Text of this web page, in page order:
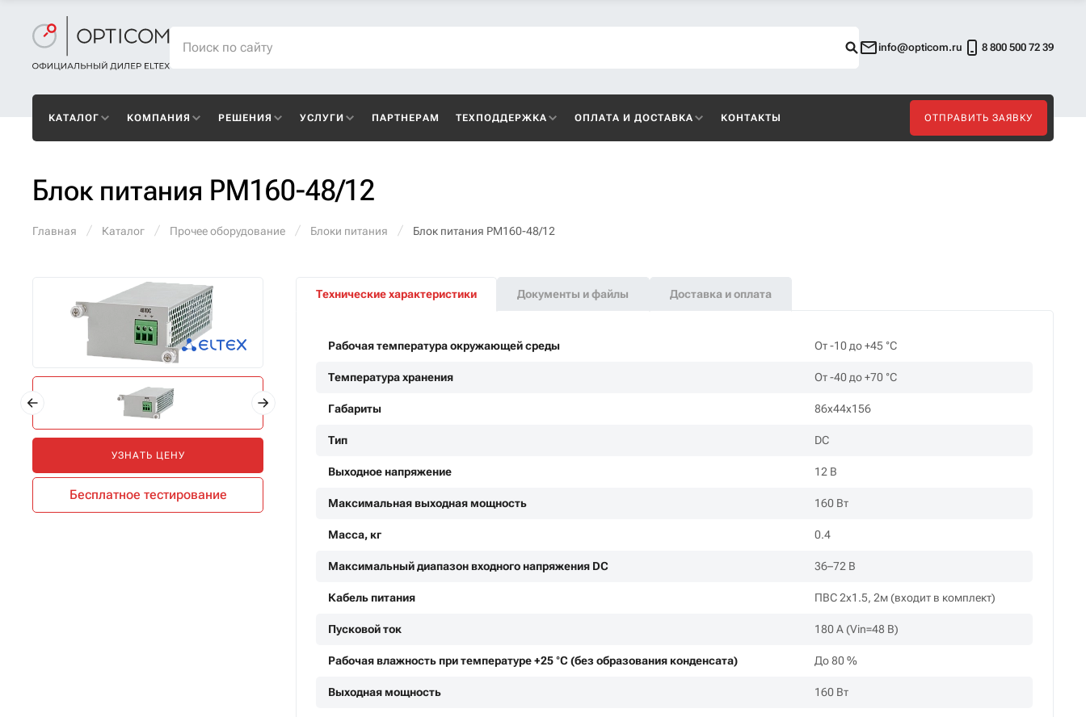
info@opticom.ru 8 800 500 72 39
КАТАЛОГ КОМПАНИЯ РЕШЕНИЯ УСЛУГИ ПАРТНЕРАМ ТЕХПОДДЕРЖКА ОПЛАТА И ДОСТАВКА КОНТАКТЫ ОТПРАВИТЬ ЗАЯВКУ
Блок питания PM160-48/12
Главная Каталог Прочее оборудование Блоки питания Блок питания PM160-48/12
УЗНАТЬ ЦЕНУ
Бесплатное тестирование
Технические характеристики Документы и файлы Доставка и оплата
Рабочая температура окружающей среды От -10 до +45 °С
Температура хранения От -40 до +70 °С
Габариты 86х44х156
Тип DC
Выходное напряжение 12 В
Максимальная выходная мощность 160 Вт
Масса, кг 0.4
Максимальный диапазон входного напряжения DC 36–72 В
Кабель питания ПВС 2х1.5, 2м (входит в комплект)
Пусковой ток 180 А (Vin=48 В)
Рабочая влажность при температуре +25 °С (без образования конденсата) До 80 %
Выходная мощность 160 Вт